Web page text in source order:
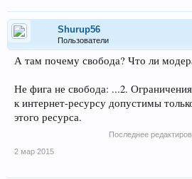
Shurup56
Пользователи
А там почему свобода? Что ли
Не фига не свобода: ...2.
к интернет-ресурсу допустимы
этого ресурса.
Последнее
2 мар 2015